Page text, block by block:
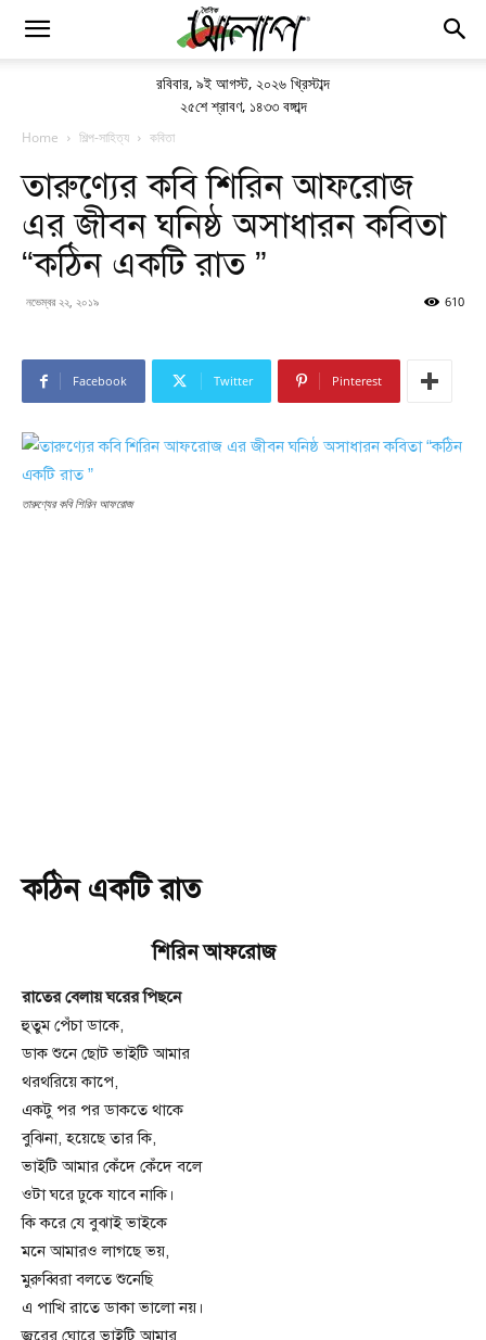
রবিবার, ৯ই আগস্ট, ২০২৬ খ্রিস্টাব্দ
২৫শে শ্রাবণ, ১৪৩৩ বঙ্গাব্দ
Home শিল্প-সাহিত্য কবিতা
তারুণ্যের কবি শিরিন আফরোজ
এর জীবন ঘনিষ্ঠ অসাধারন কবিতা
“কঠিন একটি রাত ”
নভেম্বর ২২, ২০১৯ 610
Facebook Twitter Pinterest
তারুণ্যের কবি শিরিন আফরোজ
কঠিন একটি রাত
শিরিন আফরোজ
রাতের বেলায় ঘরের পিছনে
হুতুম পেঁচা ডাকে,
ডাক শুনে ছোট ভাইটি আমার
থরথরিয়ে কাপে,
একটু পর পর ডাকতে থাকে
বুঝিনা, হয়েছে তার কি,
ভাইটি আমার কেঁদে কেঁদে বলে
ওটা ঘরে ঢুকে যাবে নাকি।
কি করে যে বুঝাই ভাইকে
মনে আমারও লাগছে ভয়,
মুরুব্বিরা বলতে শুনেছি
এ পাখি রাতে ডাকা ভালো নয়।
জ্বরের ঘোরে ভাইটি আমার